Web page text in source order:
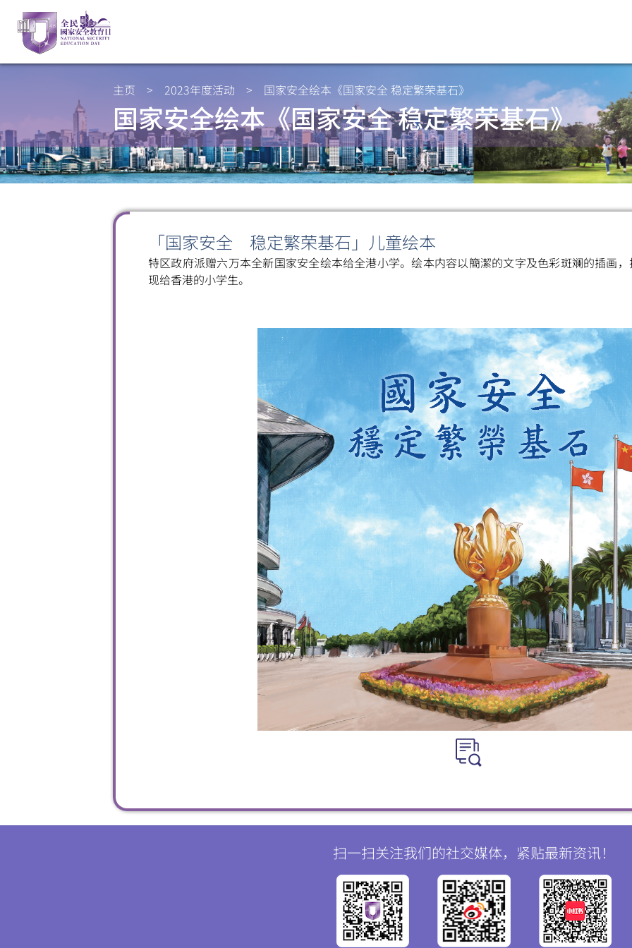
主页 > 2023年度活动 > 国家安全绘本《国家安全 稳定繁荣基石》
国家安全绘本《国家安全 稳定繁荣基石》
「国家安全 稳定繁荣基石」儿童绘本
特区政府派赠六万本全新国家安全绘本给全港小学。绘本内容以簡潔的文字及色彩斑斓的插画
现给香港的小学生。
扫一扫关注我们的社交媒体，紧贴最新资讯！
扫一扫关注我们的社交媒体，紧贴最新资讯！
微
信
微
博 红书